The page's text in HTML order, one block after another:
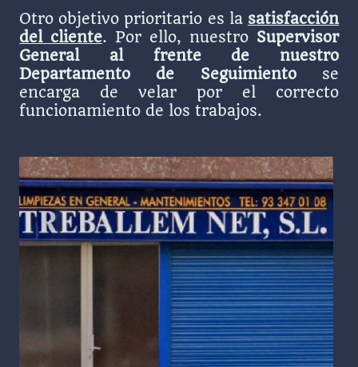
Otro objetivo prioritario es la satisfacción
del cliente. Por ello, nuestro Supervisor
General al frente de nuestro
Departamento de Seguimientose
encarga de velar por el correcto
funcionamiento de los trabajos.